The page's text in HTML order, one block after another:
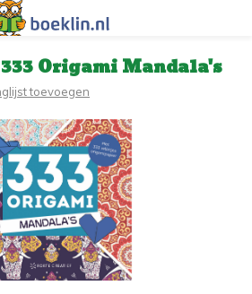
Origami Mandala's
toevoegen